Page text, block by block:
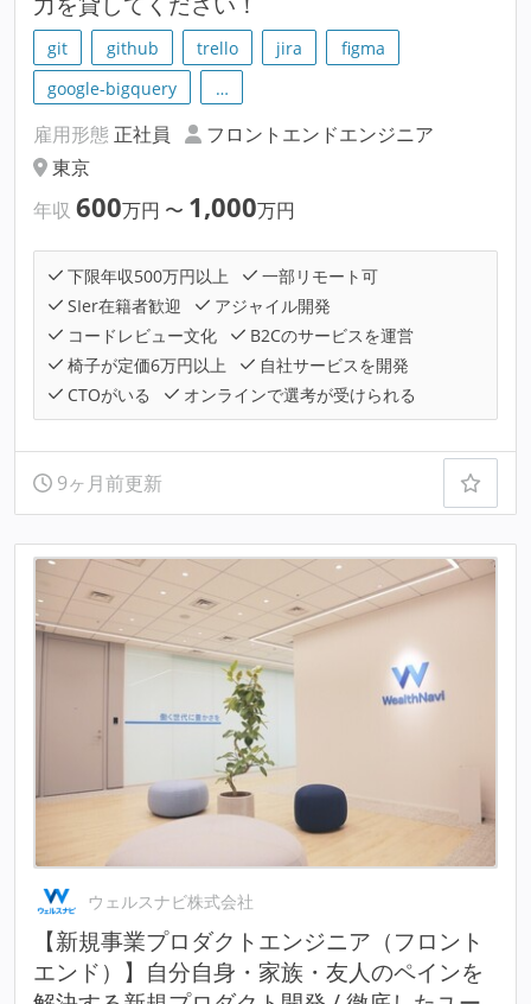
git github trello jira
figma
google-bigquery
…
雇用形態 正社員
フロントエンドエンジニア
東京
年収 600万円 〜 1,000万円
下限年収500万円以上
一部リモート可
SIer在籍者歓迎
アジャイル開発
コードレビュー文化
B2Cのサービスを運営
椅子が定価6万円以上
自社サービスを開発
CTOがいる
オンラインで選考が受けられる
9ヶ月前更新
ウェルスナビ株式会社
【新規事業プロダクトエンジニア（フロント
エンド）】自分自身・家族・友人のペインを